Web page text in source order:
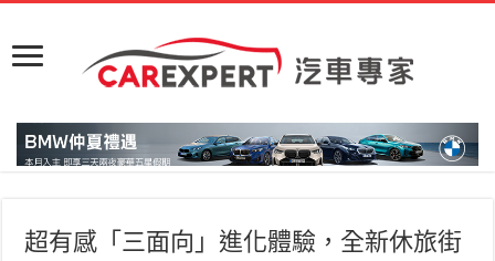
超有感「三面向」進化體驗，全新休旅街